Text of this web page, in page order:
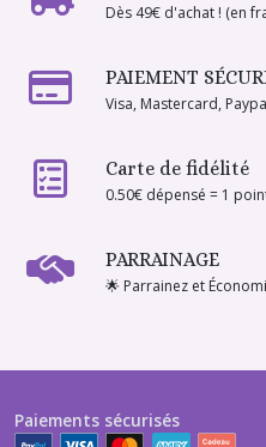
Dès 49€ d'achat ! (en
PAIEMENT
Visa, Mastercard,
Carte de fidélité
0.50€ dépensé = 1
PARRAINAGE
🌟 Parrainez et
Paiements sécurisés